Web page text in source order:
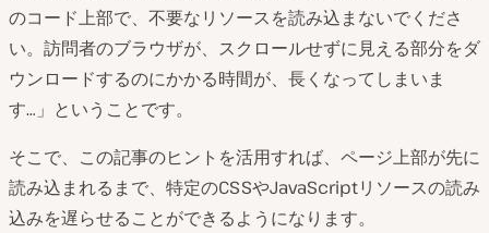
のコード上部で、不要なリソースを読み込まないでくださ
い。訪問者のブラウザが、スクロールせずに見える部分をダ
ウンロードするのにかかる時間が、長くなってしまいま
す…」ということです。
そこで、この記事のヒントを活用すれば、ページ上部が先に
読み込まれるまで、特定のCSSやJavaScriptリソースの読み
込みを遅らせることができるようになります。